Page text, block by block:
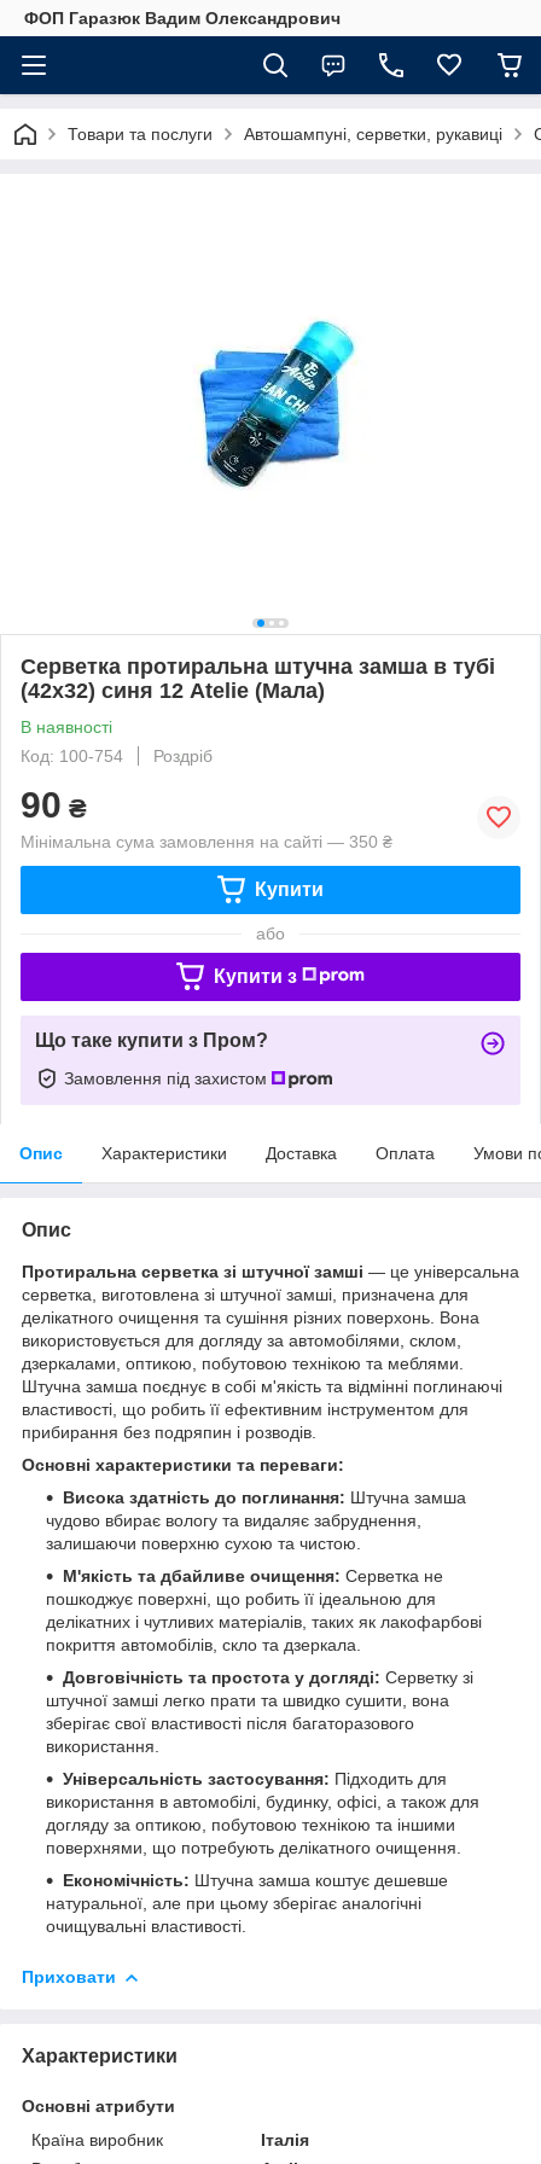
ФОП Гаразюк Вадим Олександрович
Товари та послуги Автошампуні, серветки, рукавиці
Cерветка протиральна штучна замша в тубі
(42х32) синя 12 Atelie (Мала)
В наявності
Код: 100-754
Роздріб
90 ₴
Мінімальна сума замовлення на сайті — 350 ₴
Купити
або
Купити з
Що таке купити з Пром?
Замовлення під захистом
Опис Характеристики Доставка Оплата Умови
Опис
Протиральна серветка зі штучної замші — це універсальна
серветка, виготовлена зі штучної замші, призначена для
делікатного очищення та сушіння різних поверхонь. Вона
використовується для догляду за автомобілями, склом,
дзеркалами, оптикою, побутовою технікою та меблями.
Штучна замша поєднує в собі м'якість та відмінні поглинаючі
властивості, що робить її ефективним інструментом для
прибирання без подряпин і розводів.
Основні характеристики та переваги:
Висока здатність до поглинання: Штучна замша
чудово вбирає вологу та видаляє забруднення,
залишаючи поверхню сухою та чистою.
М'якість та дбайливе очищення: Серветка не
пошкоджує поверхні, що робить її ідеальною для
делікатних і чутливих матеріалів, таких як лакофарбові
покриття автомобілів, скло та дзеркала.
Довговічність та простота у догляді: Серветку зі
штучної замші легко прати та швидко сушити, вона
зберігає свої властивості після багаторазового
використання.
Універсальність застосування: Підходить для
використання в автомобілі, будинку, офісі, а також для
догляду за оптикою, побутовою технікою та іншими
поверхнями, що потребують делікатного очищення.
Економічність: Штучна замша коштує дешевше
натуральної, але при цьому зберігає аналогічні
очищувальні властивості.
Приховати
Характеристики
Основні атрибути
Країна виробник
Італія